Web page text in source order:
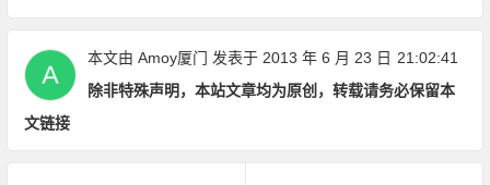
本文由 Amoy厦门 发表于 2013 年 6 月 23 日 21:02:41
除非特殊声明，本站文章均为原创，转载请务必保留本
文链接